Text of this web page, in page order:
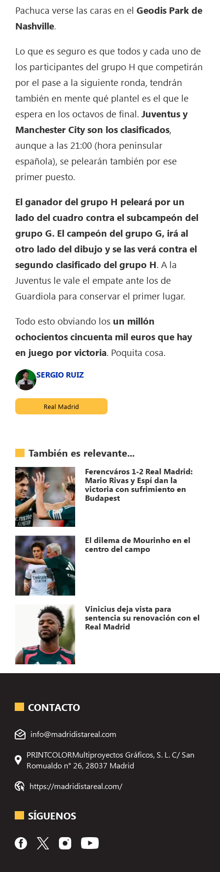
Pachuca verse las caras en elGeodis Park de
Nashville.
Lo que es seguro es que todos y cada uno de
los participantes del grupo H que competirán
por el pase a la siguiente ronda, tendrán
también en mente qué plantel es el que le
espera en los octavos de final.Juventus y
Manchester City son los clasificados,
aunque a las 21:00 (hora peninsular
española), se pelearán también por ese
primer puesto.
El ganador del grupo H peleará por un
lado del cuadro contra el subcampeón del
grupo G. El campeón del grupo G, irá al
otro lado del dibujo y se las verá contra el
segundo clasificado del grupo H. A la
Juventus le vale el empate ante los de
Guardiola para conservar el primer lugar.
Todo esto obviando los un millón
ochocientos cincuenta mil euros que hay
en juego por victoria. Poquita cosa.
SERGIO RUIZ
Real Madrid
También es relevante...
Ferencváros 1-2 Real Madrid:
Mario Rivas y Espí dan la
victoria con sufrimiento en
Budapest
El dilema de Mourinho en el
centro del campo
Vinicius deja vista para
sentencia su renovación con el
Real Madrid
CONTACTO
info@madridistareal.com
PRINTCOLORMultiproyectos Gráficos, S. L. C/ San
Romualdo n° 26, 28037 Madrid
https://madridistareal.com/
SÍGUENOS